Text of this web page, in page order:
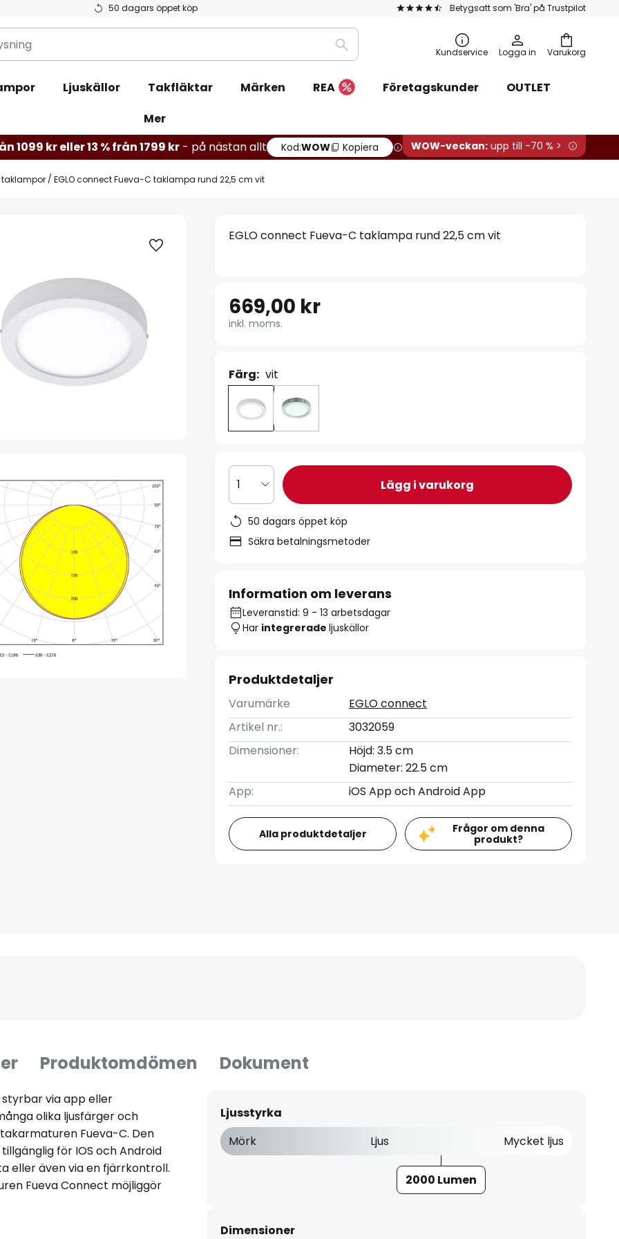
50 dagars öppet köp Betygsatt som 'Bra' på Trustpilot
Varukorg
Sök Kundservice Logga in
Ljuskällor Takfläktar Märken REA Företagskunder
OUTLET
Mer
1099 kr eller 13 % från 1799 kr - på nästan allt Kod:WOW Kopiera WOW-veckan: upp till -70 % >
EGLO connect Fueva-C taklampa rund 22,5 cm vit
EGLO connect Fueva-C taklampa rund 22,5 cm vit
669,00 kr
inkl. moms.
Färg: vit
1 Lägg i varukorg
50 dagars öppet köp
Säkra betalningsmetoder
Information om leverans
Leveranstid: 9 - 13 arbetsdagar
Har integreradeljuskällor
Produktdetaljer
Varumärke
EGLO connect
Artikel nr.:
3032059
Dimensioner:
Höjd: 3.5 cm
Diameter: 22.5 cm
App:
iOS App och Android App
Alla produktdetaljer
Frågor om denna
produkt?
Produktomdömen Dokument
via app eller
olika ljusfärger och
Fueva-C. Den
för IOS och Android
eller även via en fjärrkontroll.
Fueva Connect möjliggör
i intervallet från
Ljusstyrka
Mörk
Ljus Mycket ljus
2000 Lumen
Dimensioner